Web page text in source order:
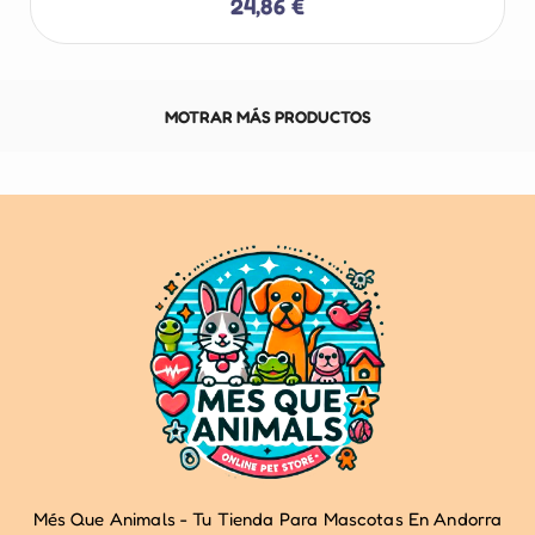
MOTRAR MÁS PRODUCTOS
Més Que Animals - Tu Tienda Para Mascotas En Andorra